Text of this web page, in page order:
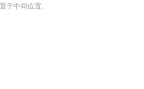
于中间位置。